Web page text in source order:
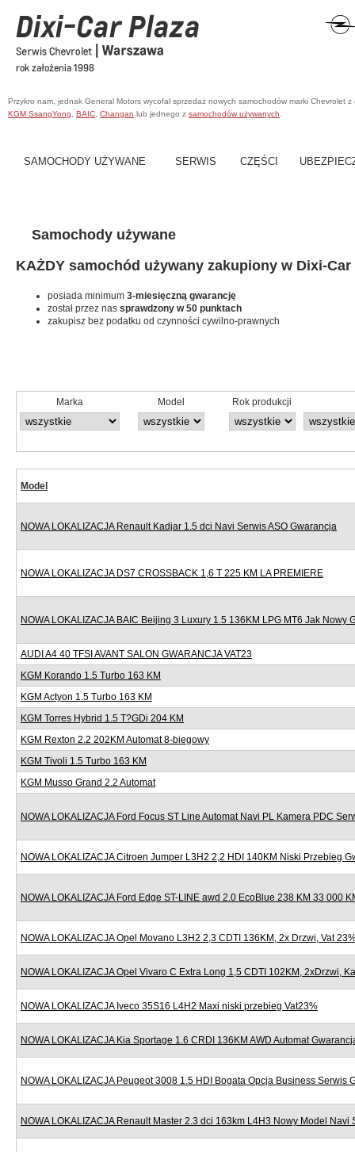
Przykro nam, jednak General Motors wycofał sprzedaż nowych samochodów marki Chevrolet
KGM SsangYong
BAIC Changan lub jednego z samochodów używanych
SAMOCHODY UŻYWANE SERWIS CZĘŚCI
Samochody używane
KAŻDY samochód używany zakupiony w Dixi-Car
posiada minimum 3-miesięczną gwarancję
został przez nas sprawdzony w 50 punktach
zakupisz bez podatku od czynności cywilno-prawnych
Marka Model Rok produkcji
Model
NOWA LOKALIZACJA Renault Kadjar 1.5 dci Navi Serwis ASO Gwarancja
NOWA LOKALIZACJA DS7 CROSSBACK 1,6 T 225 KM LA PREMIERE
NOWA LOKALIZACJA BAIC Beijing 3 Luxury 1.5 136KM LPG MT6 Jak Nowy
AUDI A4 40 TFSI AVANT SALON GWARANCJA VAT23
KGM Korando 1.5 Turbo 163 KM
KGM Actyon 1.5 Turbo 163 KM
KGM Torres Hybrid 1.5 T?GDi 204 KM
KGM Rexton 2.2 202KM Automat 8-biegowy
KGM Tivoli 1.5 Turbo 163 KM
KGM Musso Grand 2.2 Automat
NOWA LOKALIZACJA Ford Focus ST Line Automat Navi PL Kamera PDC
NOWA LOKALIZACJA Citroen Jumper L3H2 2,2 HDI 140KM Niski Przebieg
NOWA LOKALIZACJA Ford Edge ST-LINE awd 2.0 EcoBlue 238 KM 33 000
NOWA LOKALIZACJA Opel Movano L3H2 2,3 CDTI 136KM, 2x Drzwi, Vat
NOWA LOKALIZACJA Opel Vivaro C Extra Long 1,5 CDTI 102KM, 2xDrzwi,
NOWA LOKALIZACJA Iveco 35S16 L4H2 Maxi niski przebieg Vat23%
NOWA LOKALIZACJA Kia Sportage 1.6 CRDI 136KM AWD Automat
NOWA LOKALIZACJA Peugeot 3008 1.5 HDI Bogata Opcja Business Serwis
NOWA LOKALIZACJA Renault Master 2.3 dci 163km L4H3 Nowy Model Navi